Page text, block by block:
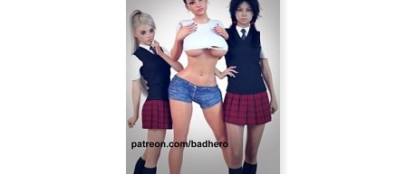
Little Barker - Kudryavka